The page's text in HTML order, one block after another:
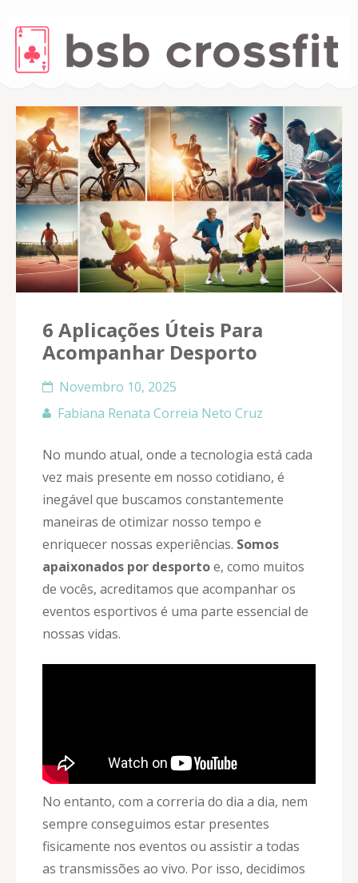
BSBCrossfit.com
– Betting Tips
6 Aplicações Úteis Para
Acompanhar Desporto
Novembro 10, 2025
Fabiana Renata Correia Neto Cruz
No mundo atual, onde a tecnologia está cada
vez mais presente em nosso cotidiano, é
inegável que buscamos constantemente
maneiras de otimizar nosso tempo e
enriquecer nossas experiências. Somos
apaixonados por desportoe, como muitos
de vocês, acreditamos que acompanhar os
eventos esportivos é uma parte essencial de
nossas vidas.
No entanto, com a correria do dia a dia, nem
sempre conseguimos estar presentes
fisicamente nos eventos ou assistir a todas
as transmissões ao vivo. Por isso, decidimos